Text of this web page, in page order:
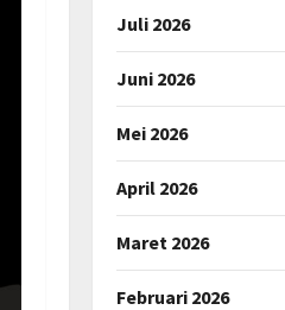
Juli 2026
Juni 2026
Mei 2026
April 2026
Maret 2026
Februari 2026